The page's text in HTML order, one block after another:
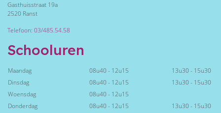
Gasthuisstraat 19a
2520 Ranst
Telefoon: 03/485.54.58
Schooluren
Maandag 08u40 - 12u15
13u30 - 15u30
Dinsdag
08u40 - 12u15
13u30 - 15u30
Woensdag
08u40 - 12u15
Donderdag
08u40 - 12u15
13u30 - 15u30